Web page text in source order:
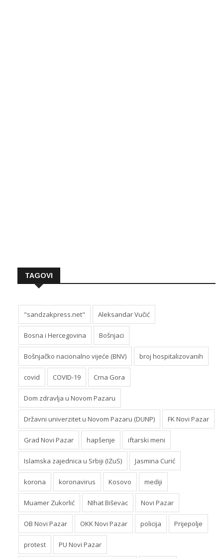
TAGOVI
"sandzakpress.net" Aleksandar Vučić
Bosna i Hercegovina Bošnjaci
Bošnjačko nacionalno vijeće (BNV) broj hospitalizovanih
covid COVID-19 Crna Gora
Dom zdravlja u Novom Pazaru
Državni univerzitet u Novom Pazaru (DUNP) FK Novi Pazar
Grad Novi Pazar hapšenje iftarski meni
Islamska zajednica u Srbiji (IZuS) Jasmina Curić
korona koronavirus Kosovo mediji
Muamer Zukorlić NIhat Biševac Novi Pazar
OB Novi Pazar OKK Novi Pazar policija Prijepolje
protest PU Novi Pazar